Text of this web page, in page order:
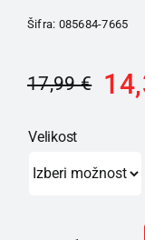
Šifra: 085684-7665
17,99€
Velikost